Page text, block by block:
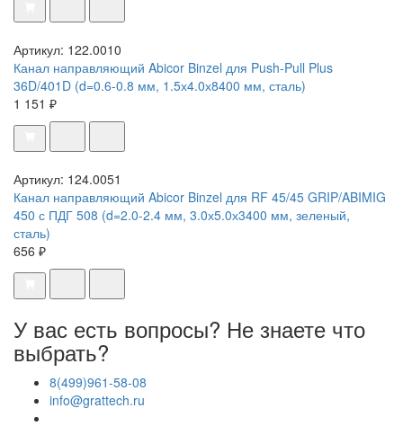
Артикул: 122.0010
Канал направляющий Abicor Binzel для Push-Pull Plus
36D/401D (d=0.6-0.8 мм, 1.5х4.0х8400 мм, сталь)
1 151 ₽
Артикул: 124.0051
Канал направляющий Abicor Binzel для RF 45/45 GRIP/ABIMIG
450 с ПДГ 508 (d=2.0-2.4 мм, 3.0х5.0х3400 мм, зеленый,
сталь)
656 ₽
У вас есть вопросы? Не знаете что
выбрать?
8(499)961-58-08
info@grattech.ru